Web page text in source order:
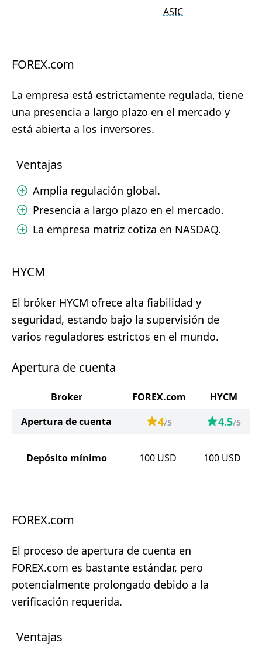
ASIC
FOREX.com
La empresa está estrictamente regulada, tiene
una presencia a largo plazo en el mercado y
está abierta a los inversores.
Ventajas
Amplia regulación global.
Presencia a largo plazo en el mercado.
La empresa matriz cotiza en NASDAQ.
HYCM
El bróker HYCM ofrece alta fiabilidad y
seguridad, estando bajo la supervisión de
varios reguladores estrictos en el mundo.
Apertura de cuenta
Broker FOREX.com
HYCM
Apertura de cuenta
4/5 4.5/5
Depósito mínimo 100 USD 100 USD
FOREX.com
El proceso de apertura de cuenta en
FOREX.com es bastante estándar, pero
potencialmente prolongado debido a la
verificación requerida.
Ventajas